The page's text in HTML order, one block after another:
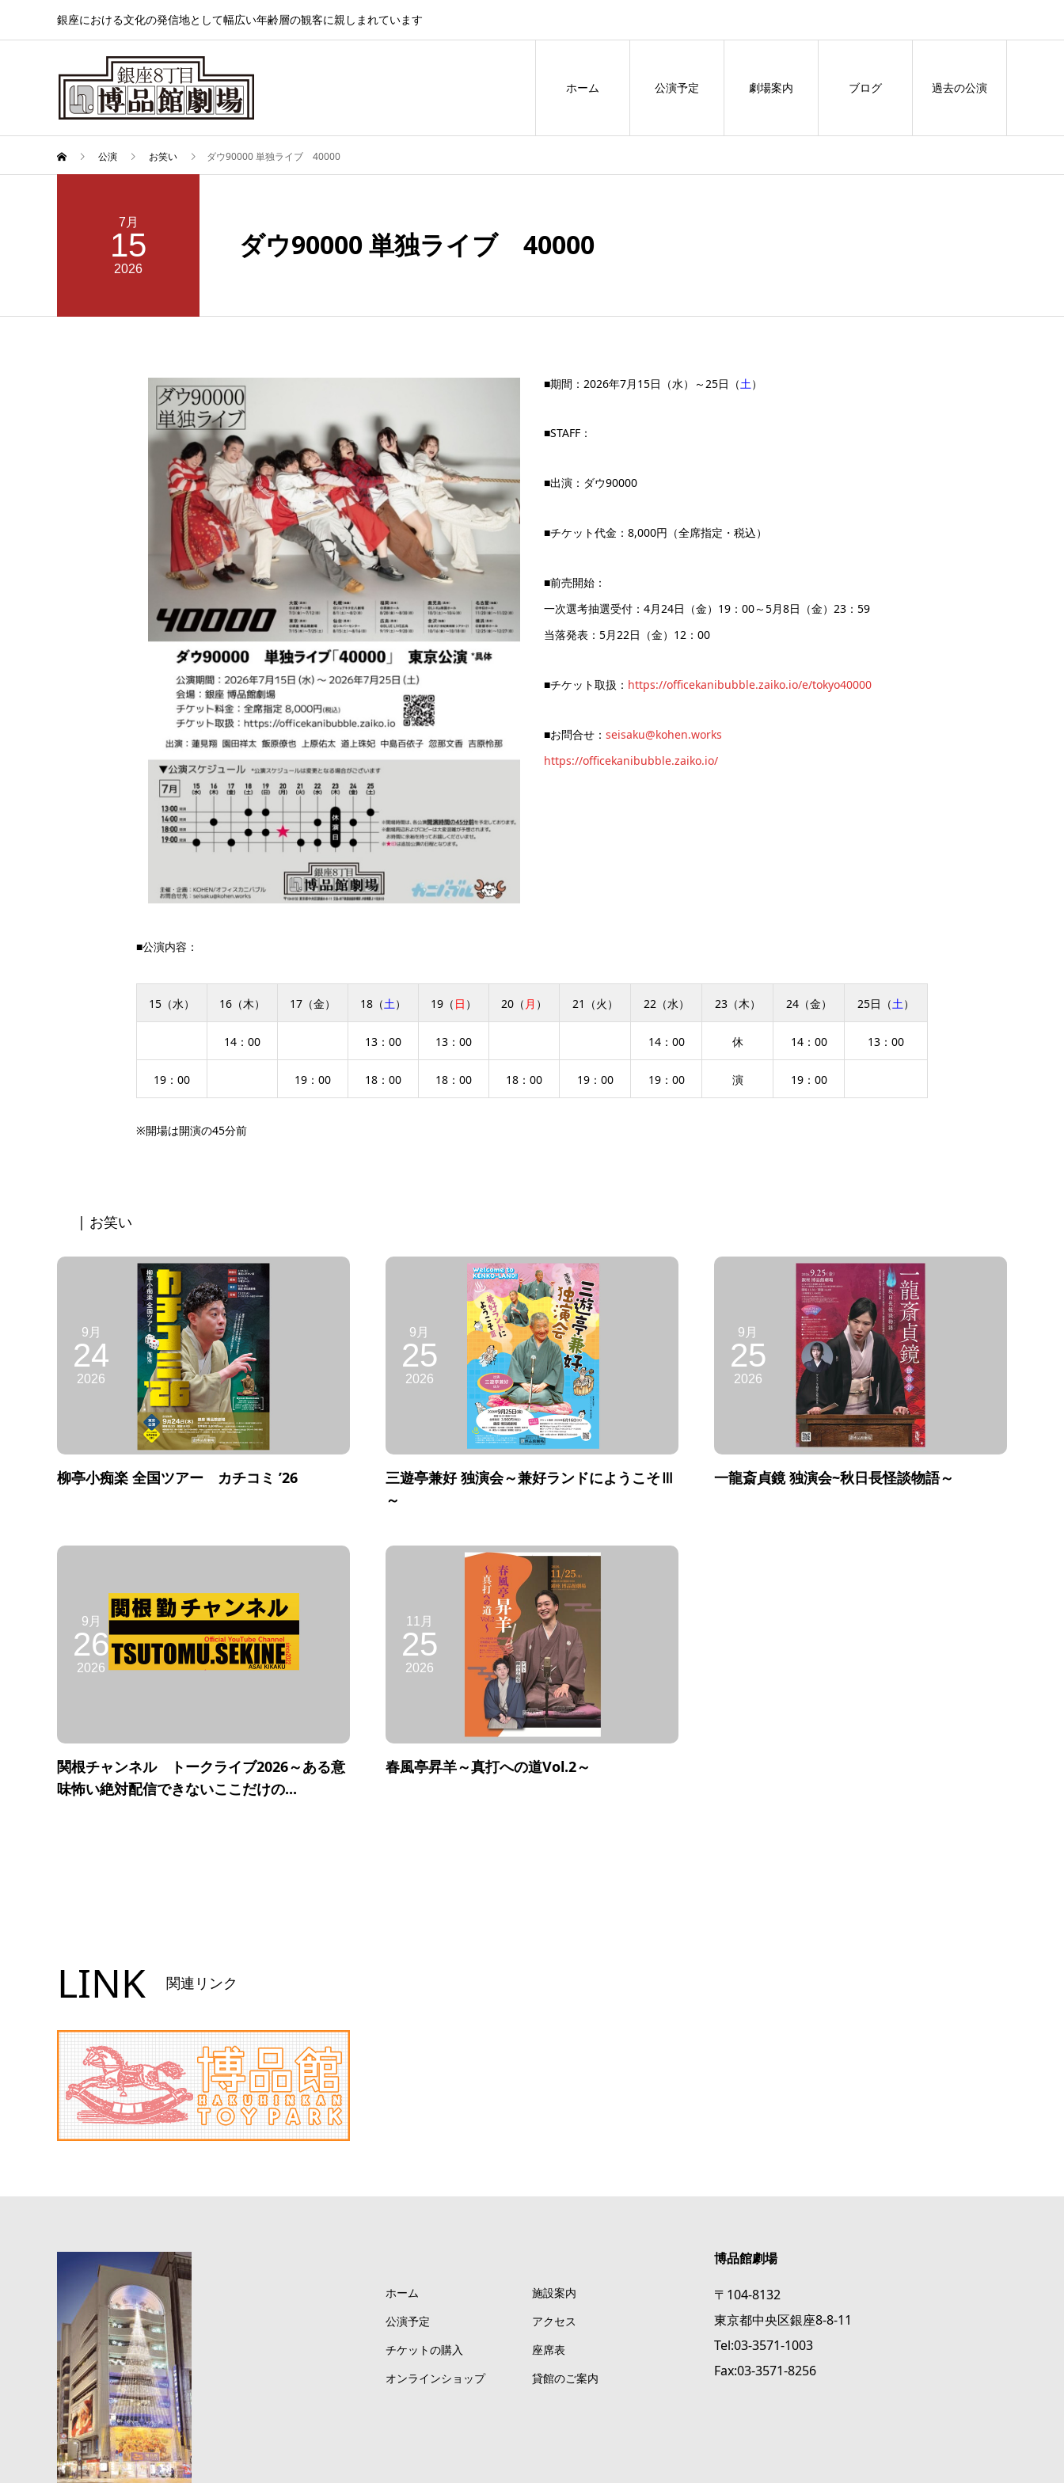
銀座における文化の発信地として幅広い年齢層の観客に親しまれています
ホーム 公演予定 劇場案内 ブログ 過去の公演
公演 お笑い ダウ90000 単独ライブ 40000
7月
15
2026
ダウ90000 単独ライブ 40000
■期間：2026年7月15日（水）～25日（土）
■STAFF：
■出演：ダウ90000
■チケット代金：8,000円（全席指定・税込）
■前売開始：
一次選考抽選受付：4月24日（金）19：00～5月8日（金）23：59
当落発表：5月22日（金）12：00
■チケット取扱： https://officekanibubble.zaiko.io/e/tokyo40000
■お問合せ： seisaku@kohen.works
https://officekanibubble.zaiko.io/
■公演内容：
15（水） 16（木） 17（金） 18（土） 19（ 日 ） 20（ 月 ） 21（火） 22（水） 23（木） 24（金） 25日（土）
14：00 13：00 13：00 14：00 休 14：00 13：00
19：00 19：00 18：00 18：00 18：00 19：00 19：00 演 19：00
※開場は開演の45分前
| お笑い
9月
24
2026
柳亭小痴楽 全国ツアー カチコミ ’26
9月
25
2026
三遊亭兼好 独演会～兼好ランドにようこそⅢ
～
9月
25
2026
一龍斎貞鏡 独演会~秋日長怪談物語～
9月
26
2026
関根チャンネル トークライブ2026～ある意
味怖い絶対配信できないここだけの...
11月
25
2026
春風亭昇羊～真打への道Vol.2～
LINK 関連リンク
ホーム
公演予定
チケットの購入
オンラインショップ
施設案内
アクセス
座席表
貸館のご案内
博品館劇場
〒104-8132
東京都中央区銀座8-8-11
Tel:03-3571-1003
Fax:03-3571-8256